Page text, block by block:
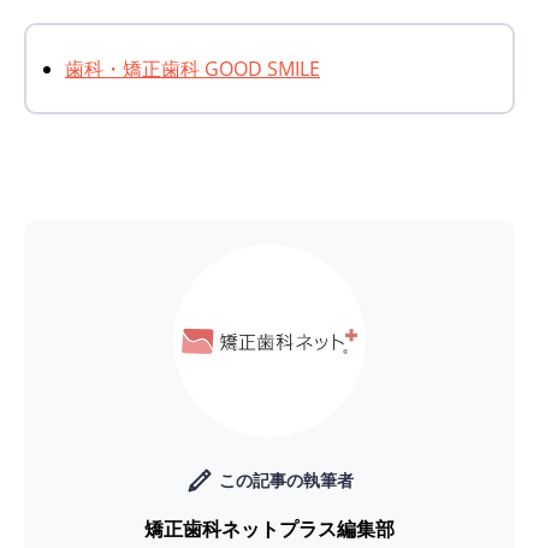
歯科・矯正歯科 GOOD SMILE
この記事の執筆者
矯正歯科ネットプラス編集部